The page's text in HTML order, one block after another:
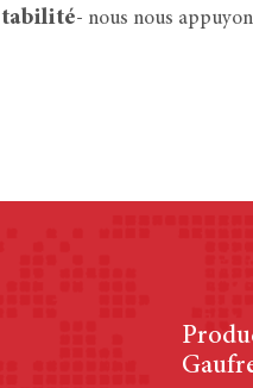
tabilité- nous nous